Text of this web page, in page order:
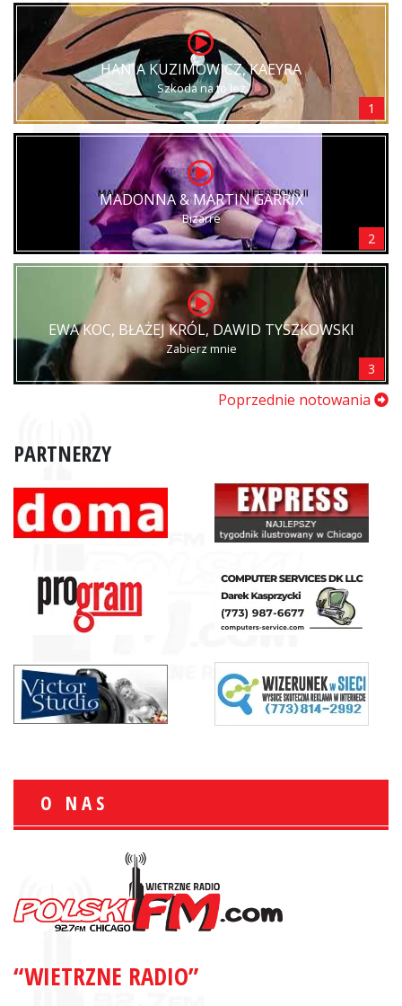
HANIA KUZIMOWICZ, KAEYRA
Szkoda na to łez
1
MADONNA & MARTIN GARRIX
Bizarre
2
EWA KOC, BŁAŻEJ KRÓL, DAWID TYSZKOWSKI
Zabierz mnie
3
Poprzednie notowania
PARTNERZY
O NAS
“WIETRZNE RADIO”